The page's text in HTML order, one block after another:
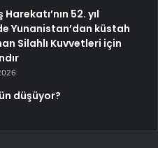
Harekatı’nın 52. yıl
Yunanistan’dan küstah
Silahlı Kuvvetleri için
düşüyor?